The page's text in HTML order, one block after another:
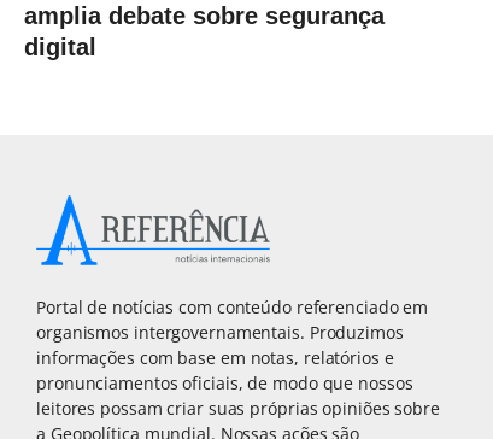
amplia debate sobre segurança
digital
Portal de notícias com conteúdo referenciado em
organismos intergovernamentais. Produzimos
informações com base em notas, relatórios e
pronunciamentos oficiais, de modo que nossos
leitores possam criar suas próprias opiniões sobre
a Geopolítica mundial. Nossas ações são